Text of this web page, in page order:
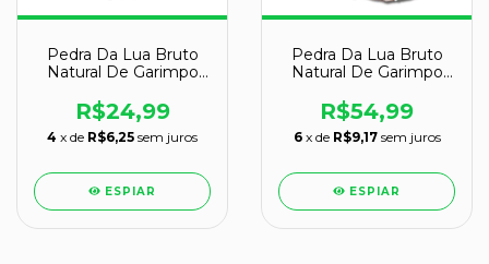
Pedra Da Lua Bruto
Natural De Garimpo
R$24,99
4 x de R$6,25 sem juros
ESPIAR
Pedra Da Lua Bruto
Natural De Garimpo
R$54,99
6 x de R$9,17 sem juros
ESPIAR